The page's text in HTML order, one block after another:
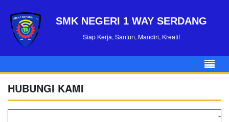
SMK NEGERI 1 WAY SERDANG
Siap Kerja, Santun, Mandiri, Kreatif
HUBUNGI KAMI
-